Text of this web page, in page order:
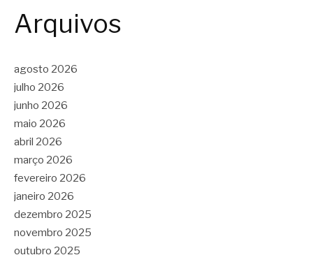
Arquivos
agosto 2026
julho 2026
junho 2026
maio 2026
abril 2026
março 2026
fevereiro 2026
janeiro 2026
dezembro 2025
novembro 2025
outubro 2025